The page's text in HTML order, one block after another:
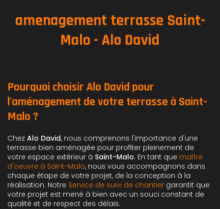
amenagement terrasse Saint-
Malo - Alo David
Pourquoi choisir Alo David pour
l'aménagement de votre terrasse à Saint-
Malo ?
Chez Alo David, nous comprenons l'importance d'une
terrasse bien aménagée pour profiter pleinement de
votre espace extérieur à Saint-Malo. En tant que maître
d'oeuvre à Saint-Malo, nous vous accompagnons dans
chaque étape de votre projet, de la conception à la
réalisation. Notre Service de suivi de chantier garantit que
votre projet est mené à bien avec un souci constant de
qualité et de respect des délais.